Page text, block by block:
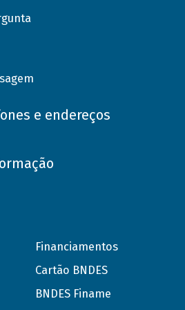
e endereços
Financiamentos
Cartão BNDES
BNDES Finame